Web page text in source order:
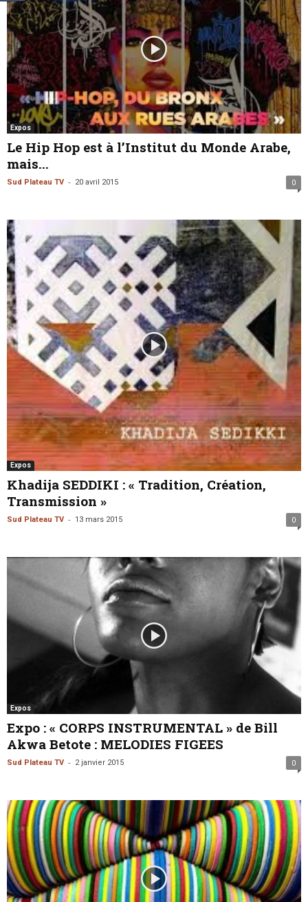
Expos
Le Hip Hop est à l’Institut du Monde Arabe,
mais...
Sud Plateau TV - 20 avril 2015 0
Expos
Khadija SEDDIKI : « Tradition, Création,
Transmission »
Sud Plateau TV - 13 mars 2015 0
Expos
Expo : « CORPS INSTRUMENTAL » de Bill
Akwa Betote : MELODIES FIGEES
Sud Plateau TV - 2 janvier 2015 0